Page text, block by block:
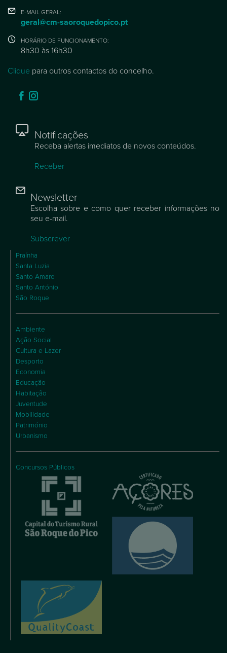
E-MAIL GERAL:
geral@cm-saoroquedopico.pt
HORÁRIO DE FUNCIONAMENTO:
8h30 às 16h30
Clique para outros contactos do concelho.
Notificações
Receba alertas imediatos de novos conteúdos.
Receber
Newsletter
Escolha sobre e como quer receber informações no
seu e-mail.
Subscrever
Praínha
Santa Luzia
Santo Amaro
Santo António
São Roque
Ambiente
Ação Social
Cultura e Lazer
Desporto
Economia
Educação
Habitação
Juventude
Mobilidade
Património
Urbanismo
Concursos Públicos